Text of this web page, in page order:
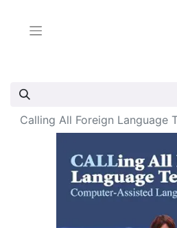
Calling All Foreign Language